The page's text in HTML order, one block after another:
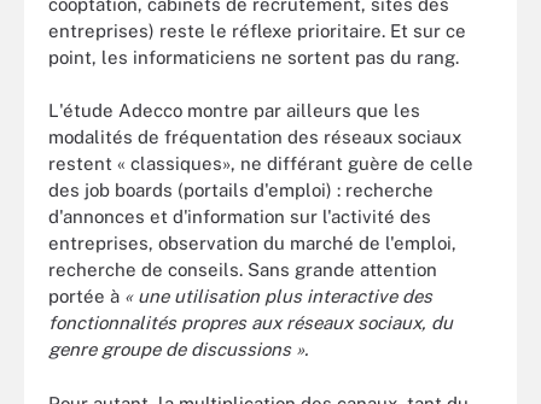
entreprises) reste le réflexe prioritaire. Et sur ce
point, les informaticiens ne sortent pas du rang.
L'étude Adecco montre par ailleurs que les
modalités de fréquentation des réseaux sociaux
restent « classiques», ne différant guère de celle
des job boards (portails d'emploi) : recherche
d'annonces et d'information sur l'activité des
entreprises, observation du marché de l'emploi,
recherche de conseils. Sans grande attention
portée à « une utilisation plus interactive des
fonctionnalités propres aux réseaux sociaux, du
genre groupe de discussions ».